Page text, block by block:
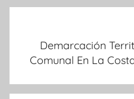
Demarcación
Comunal En La